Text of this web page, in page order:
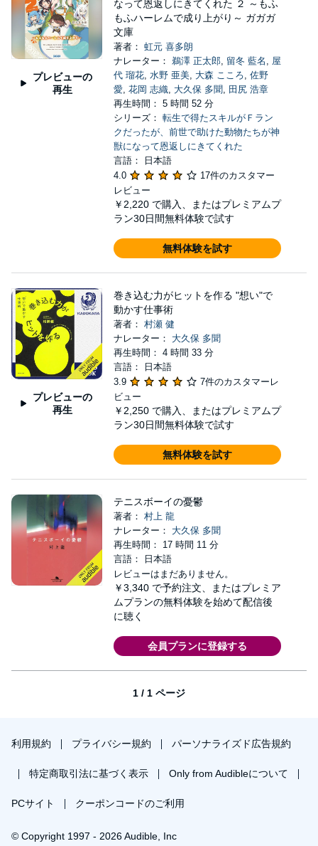
プレビューの
再生
なって恩返しにきてくれた ２ ～もふ
もふハーレムで成り上がり～ ガガガ
文庫
著者： 虹元 喜多朗
ナレーター： 鵜澤 正太郎, 留冬 藍名 , 屋
代 瑠花, 水野 亜美, 大森 こころ, 佐野
愛, 花岡 志織, 大久保 多聞, 田尻 浩章
再生時間： 5 時間 52 分
シリーズ： 転生で得たスキルがＦラン
クだったが、前世で助けた動物たちが神
獣になって恩返しにきてくれた
言語： 日本語
4.0
17件のカスタマー
レビュー
￥2,220 で購入、またはプレミアムプ
ラン30日間無料体験で試す
無料体験を試す
プレビューの
再生
巻き込む力がヒットを作る "想い"で
動かす仕事術
著者： 村瀬 健
ナレーター： 大久保 多聞
再生時間： 4 時間 33 分
言語： 日本語
3.9
7件のカスタマーレ
ビュー
￥2,250 で購入、またはプレミアムプ
ラン30日間無料体験で試す
無料体験を試す
テニスボーイの憂鬱
著者： 村上 龍
ナレーター： 大久保 多聞
再生時間： 17 時間 11 分
言語： 日本語
レビューはまだありません。
￥3,340 で予約注文、またはプレミア
ムプランの無料体験を始めて配信後
に聴く
会員プランに登録する
1 / 1 ページ
利用規約 プライバシー規約 パーソナライズド広告規約
特定商取引法に基づく表示 Only from Audibleについて
PCサイト クーポンコードのご利用
© Copyright 1997 - 2026 Audible, Inc